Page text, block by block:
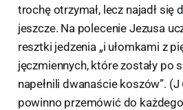
trochę otrzymał, lecz najadł się
jeszcze. Na polecenie Jezusa
resztki jedzenia „i ułomkami z
jęczmiennych, które zostały po
napełnili dwanaście koszów”.
powinno przemówić do